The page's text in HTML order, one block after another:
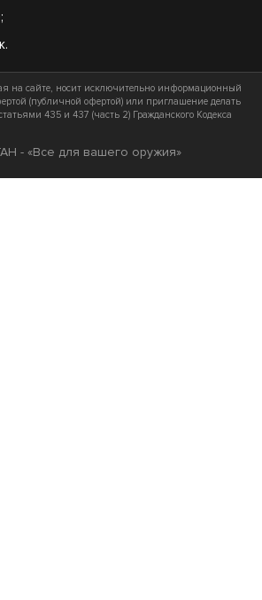
на сайте, носит исключительно информационный
(публичной офертой) или приглашение делать
435 и 437 (часть 2) Гражданского Кодекса
- «Все для вашего оружия»